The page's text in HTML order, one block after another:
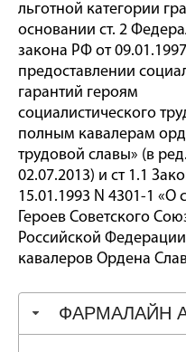
льготной категории
основании ст. 2
закона РФ от
предоставлении
гарантий героям
социалистического
полным кавалерам
трудовой славы» (в
02.07.2013) и ст 1.1
15.01.1993 N 4301-1 «О
Героев Советского
Российской
кавалеров Ордена
ФАРМАЛАЙН